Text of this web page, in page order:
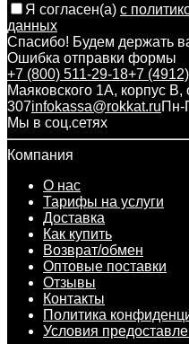
Я согласен(a) с
данных
Спасибо! Будем держать
Ошибка отправки формы
+7 (800) 511-29-18+7
Маяковского 1А, корпус
307infokassa@rokkat.ruПн-
Мы в соц.сетях
Компания
О нас
Тарифы на услуги
Доставка
Как купить
Возврат/обмен
Оптовые поставки
Отзывы
Контакты
Политика
Условия